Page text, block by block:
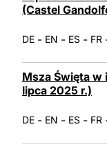
(Castel
DE - EN - ES - FR
Msza Święta w
lipca 2025 r.)
DE - EN - ES - FR